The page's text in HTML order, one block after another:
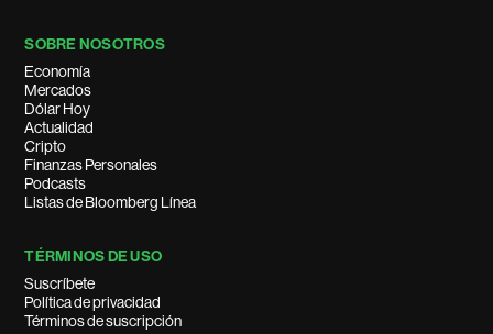
SOBRE NOSOTROS
Economía
Mercados
Dólar Hoy
Actualidad
Cripto
Finanzas Personales
Podcasts
Listas de Bloomberg Línea
TÉRMINOS DE USO
Suscríbete
Política de privacidad
Términos de suscripción